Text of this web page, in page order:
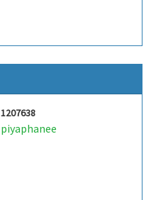
1207638
piyaphanee